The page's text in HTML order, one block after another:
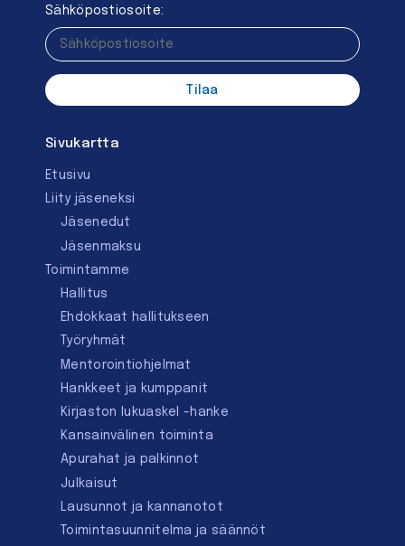
Sähköpostiosoite:
Sivukartta
Etusivu
Liity jäseneksi
Jäsenedut
Jäsenmaksu
Toimintamme
Hallitus
Ehdokkaat hallitukseen
Työryhmät
Mentorointi­ohjelmat
Hankkeet ja kumppanit
Kirjaston lukuaskel -hanke
Kansainvälinen toiminta
Apurahat ja palkinnot
Julkaisut
Lausunnot ja kannanotot
Toimintasuunnitelma ja säännöt